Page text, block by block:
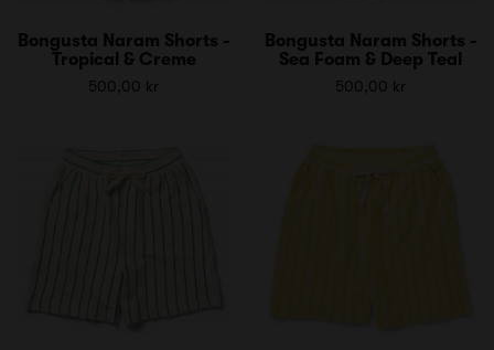
Bongusta Naram Shorts -
Tropical & Creme
500,00 kr
Bongusta Naram Shorts -
Sea Foam & Deep Teal
500,00 kr